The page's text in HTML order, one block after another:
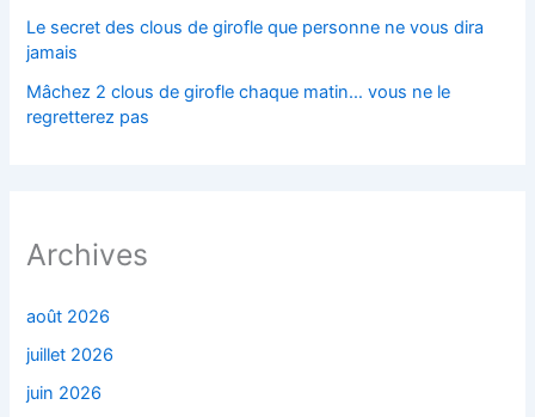
Le secret des clous de girofle que personne ne vous dira
jamais
Mâchez 2 clous de girofle chaque matin… vous ne le
regretterez pas
Archives
août 2026
juillet 2026
juin 2026